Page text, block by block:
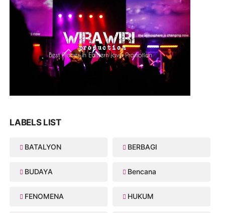
LABELS LIST
BATALYON BERBAGI
BUDAYA Bencana
FENOMENA HUKUM